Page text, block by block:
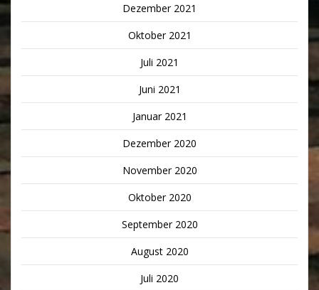
Dezember 2021
Oktober 2021
Juli 2021
Juni 2021
Januar 2021
Dezember 2020
November 2020
Oktober 2020
September 2020
August 2020
Juli 2020